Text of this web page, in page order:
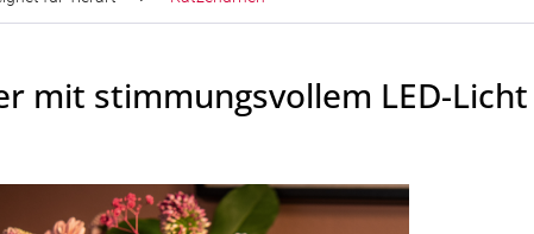
mit stimmungsvollem LED-Licht